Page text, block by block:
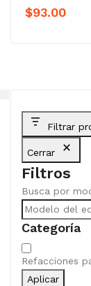
$93.00
Filtrar
Cerrar
Filtros
Busca por
Categoría
Refacciones
Aplicar